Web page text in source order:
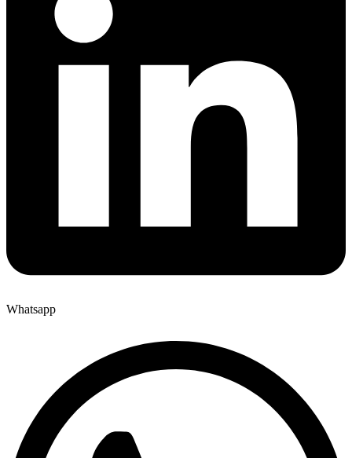
Whatsapp